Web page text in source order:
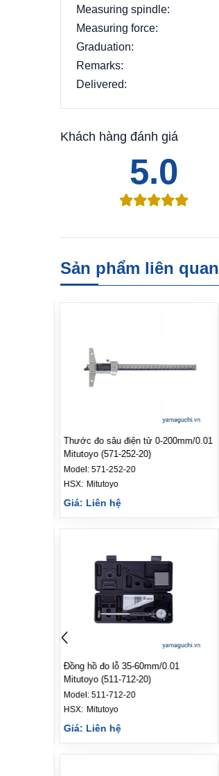
Measuring spindle:
Measuring force:
Graduation:
Remarks:
Delivered:
Khách hàng đánh giá
5.0
Sản phẩm liên quan
Thước đo sâu điện tử 0-200mm/0.01
Mitutoyo (571-252-20)
Model: 571-252-20
HSX: Mitutoyo
Giá: Liên hệ
Đồng hồ đo lỗ 35-60mm/0.01
Mitutoyo (511-712-20)
Model: 511-712-20
HSX: Mitutoyo
Giá: Liên hệ